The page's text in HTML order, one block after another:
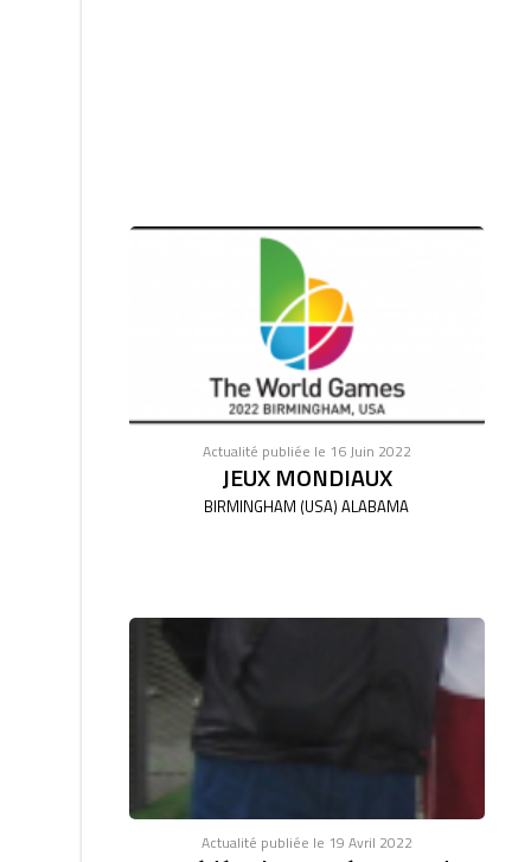
Actualité publiée le 16 Juin 2022
JEUX MONDIAUX
BIRMINGHAM (USA) ALABAMA
Actualité publiée le 19 Avril 2022